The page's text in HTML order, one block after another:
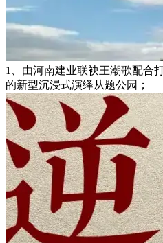
1、由河南建业联袂王潮歌配合
的新型沉浸式演绎从题公园；